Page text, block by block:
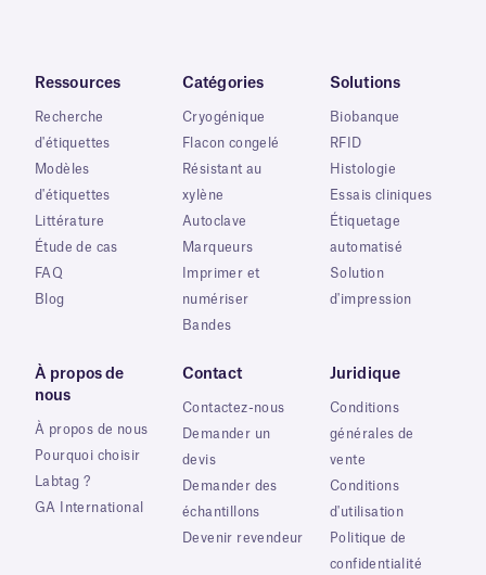
Ressources
Recherche
d'étiquettes
Modèles
d'étiquettes
Littérature
Étude de cas
FAQ
Blog
Catégories
Cryogénique
Flacon congelé
Résistant au
xylène
Autoclave
Marqueurs
Imprimer et
numériser
Bandes
Solutions
Biobanque
RFID
Histologie
Essais cliniques
Étiquetage
automatisé
Solution
d'impression
À propos de
nous
À propos de nous
Pourquoi choisir
Labtag ?
GA International
Contact
Contactez-nous
Demander un
devis
Demander des
échantillons
Devenir revendeur
Juridique
Conditions
générales de
vente
Conditions
d'utilisation
Politique de
confidentialité